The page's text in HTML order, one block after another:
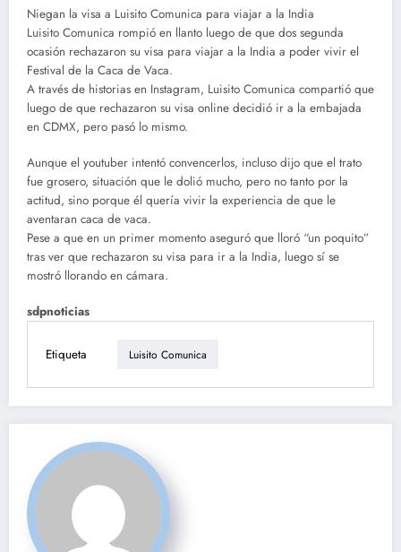
Niegan la visa a Luisito Comunica para viajar a la India
Luisito Comunica rompió en llanto luego de que dos segunda
ocasión rechazaron su visa para viajar a la India a poder vivir el
Festival de la Caca de Vaca.
A través de historias en Instagram, Luisito Comunica compartió que
luego de que rechazaron su visa online decidió ir a la embajada
en CDMX, pero pasó lo mismo.
Aunque el youtuber intentó convencerlos, incluso dijo que el trato
fue grosero, situación que le dolió mucho, pero no tanto por la
actitud, sino porque él quería vivir la experiencia de que le
aventaran caca de vaca.
Pese a que en un primer momento aseguró que lloró “un poquito”
tras ver que rechazaron su visa para ir a la India, luego sí se
mostró llorando en cámara.
sdpnoticias
Etiqueta Luisito Comunica